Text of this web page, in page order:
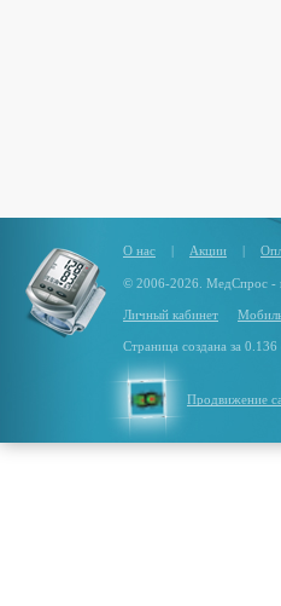
О нас | Акции |
© 2006-2026. МедСпрос -
Личный кабинет
Страница создана за
Продвижение